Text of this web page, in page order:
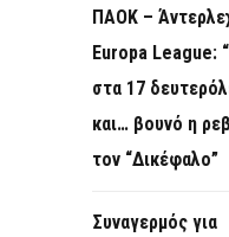
ΠΑΟΚ –
Europa League:
στα 17
και… βουνό η
τον “Δικέφαλο”
Συναγερμός για